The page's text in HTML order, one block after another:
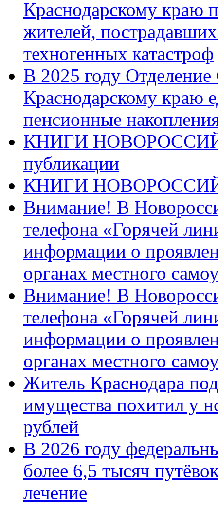
Краснодарскому краю
жителей,
техногенных катастроф
В 2025 году
Краснодарскому краю
пенсионные
КНИГИ
публикации
КНИГИ
Внимание! В
телефона «Горячей
информации о
органах местного
Внимание! В
телефона «Горячей
информации о
органах местного
Житель Краснодара
имущества похитил у
рублей
В 2026 году
более 6,5 тысяч
лечение